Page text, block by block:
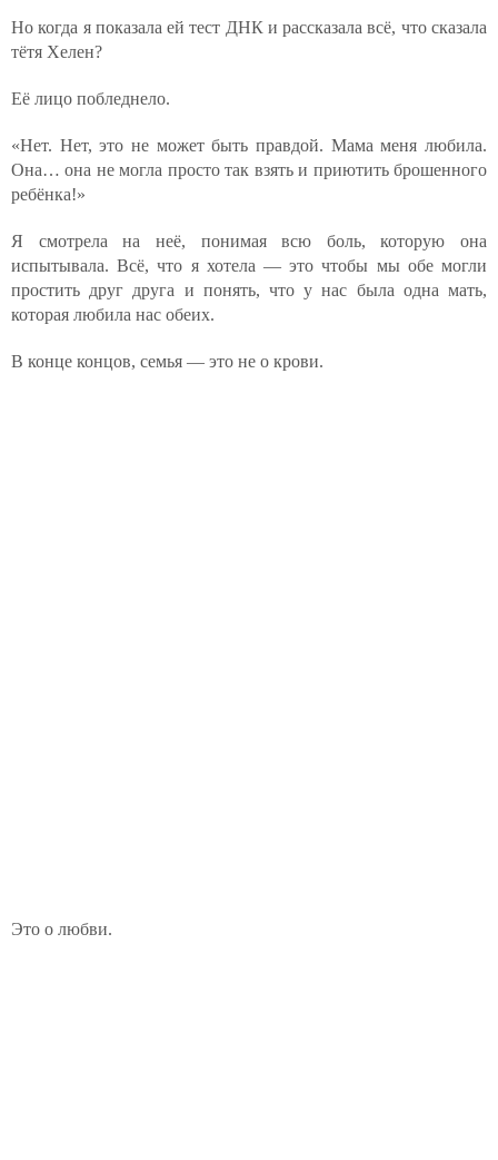
Но когда я показала ей тест ДНК и рассказала всё, что сказала
тётя Хелен?
Её лицо побледнело.
«Нет. Нет, это не может быть правдой. Мама меня любила.
Она… она не могла просто так взять и приютить брошенного
ребёнка!»
Я смотрела на неё, понимая всю боль, которую она
испытывала. Всё, что я хотела — это чтобы мы обе могли
простить друг друга и понять, что у нас была одна мать,
которая любила нас обеих.
В конце концов, семья — это не о крови.
Это о любви.